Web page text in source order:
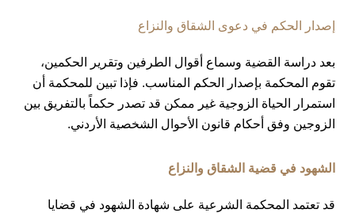
إصدار الحكم في دعوى الشقاق والنزاع
بعد دراسة القضية وسماع أقوال الطرفين وتقرير الحكمين،
تقوم المحكمة بإصدار الحكم المناسب. فإذا تبين للمحكمة أن
استمرار الحياة الزوجية غير ممكن قد تصدر حكماً بالتفريق بين
الزوجين وفق أحكام قانون الأحوال الشخصية الأردني.
الشهود في قضية الشقاق والنزاع
قد تعتمد المحكمة الشرعية على شهادة الشهود في قضايا